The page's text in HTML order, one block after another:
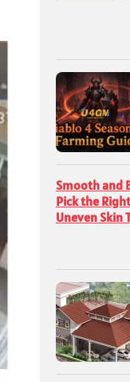
Smooth and
Pick the
Uneven Skin